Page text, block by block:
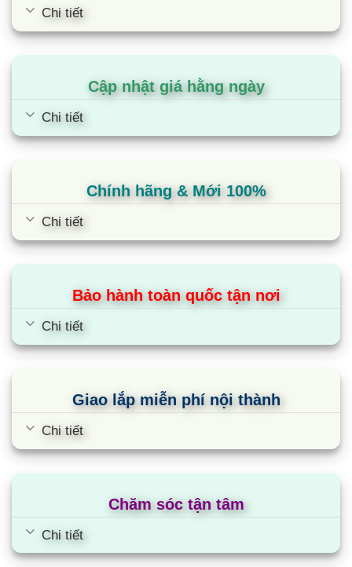
Điều hòa LG IPC12M1 | 12000BTU 1
Chi tiết
Cập nhật giá hằng ngày
Chi tiết
Chính hãng & Mới 100%
Chi tiết
Bảo hành toàn quốc tận nơi
Chi tiết
Giao lắp miễn phí nội thành
Chi tiết
Chăm sóc tận tâm
Chi tiết